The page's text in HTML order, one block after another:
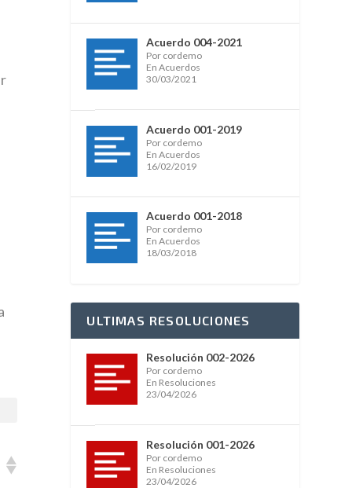
Acuerdo 004-2021
Por cordemo
En Acuerdos
30/03/2021
Acuerdo 001-2019
Por cordemo
En Acuerdos
16/02/2019
Acuerdo 001-2018
Por cordemo
En Acuerdos
18/03/2018
ULTIMAS RESOLUCIONES
Resolución 002-2026
Por cordemo
En Resoluciones
23/04/2026
Resolución 001-2026
Por cordemo
En Resoluciones
23/04/2026